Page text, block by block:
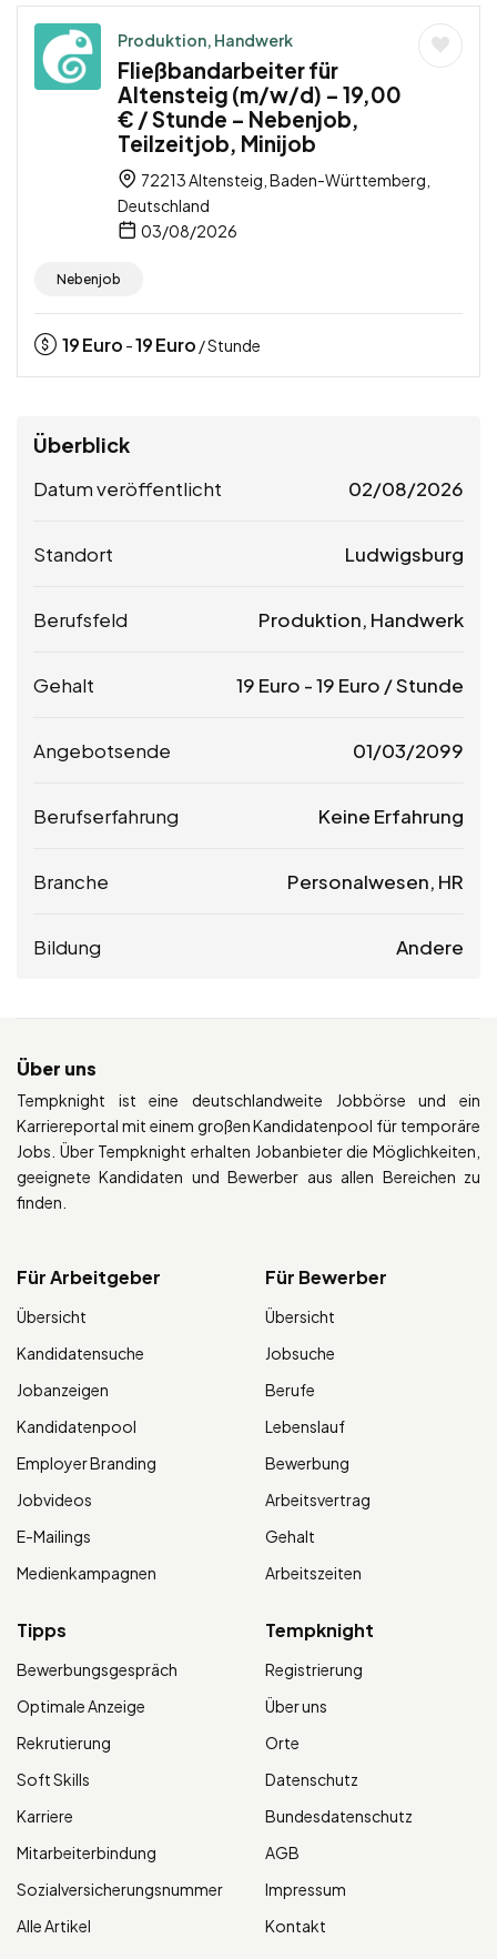
Produktion, Handwerk
Fließbandarbeiter für
Altensteig (m/w/d) – 19,00
€ / Stunde – Nebenjob,
Teilzeitjob, Minijob
72213 Altensteig, Baden-Württemberg,
Deutschland
03/08/2026
Nebenjob
19Euro -19Euro / Stunde
Überblick
Datum veröffentlicht 02/08/2026
Standort Ludwigsburg
Berufsfeld Produktion, Handwerk
Gehalt 19 Euro -19 Euro / Stunde
Angebotsende 01/03/2099
Berufserfahrung Keine Erfahrung
Branche Personalwesen, HR
Bildung Andere
Über uns
Tempknight ist eine deutschlandweite Jobbörse und ein
Karriereportal mit einem großen Kandidatenpool für temporäre
Jobs. Über Tempknight erhalten Jobanbieter die Möglichkeiten,
geeignete Kandidaten und Bewerber aus allen Bereichen zu
finden.
Für Arbeitgeber
Übersicht
Kandidatensuche
Jobanzeigen
Kandidatenpool
Employer Branding
Jobvideos
E-Mailings
Medienkampagnen
Für Bewerber
Übersicht
Jobsuche
Berufe
Lebenslauf
Bewerbung
Arbeitsvertrag
Gehalt
Arbeitszeiten
Tipps
Bewerbungsgespräch
Optimale Anzeige
Rekrutierung
Soft Skills
Karriere
Mitarbeiterbindung
Sozialversicherungsnummer
Alle Artikel
Tempknight
Registrierung
Über uns
Orte
Datenschutz
Bundesdatenschutz
AGB
Impressum
Kontakt